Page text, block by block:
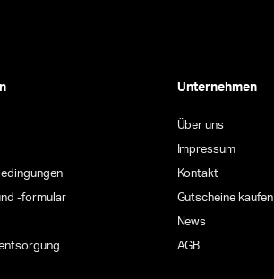
-formular
Unternehmen
Über uns
Impressum
Kontakt
Gutscheine kaufen
News
AGB